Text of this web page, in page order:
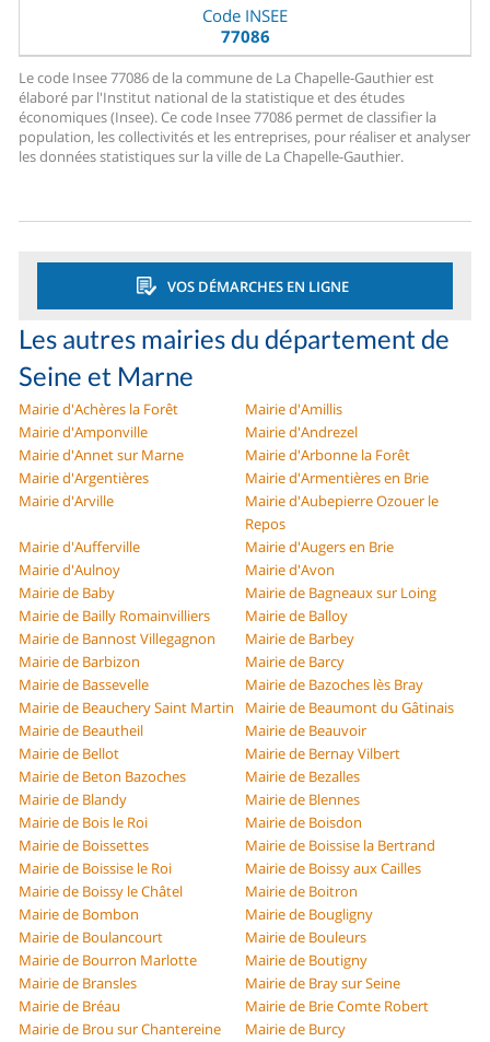
Code INSEE
77086
Le code Insee 77086 de la commune de La Chapelle-Gauthier est
élaboré par l'Institut national de la statistique et des études
économiques (Insee). Ce code Insee 77086 permet de classifier la
population, les collectivités et les entreprises, pour réaliser et analyser
les données statistiques sur la ville de La Chapelle-Gauthier.
VOS DÉMARCHES EN LIGNE
Les autres mairies du département de
Seine et Marne
Mairie d'Achères la Forêt
Mairie d'Amillis
Mairie d'Amponville
Mairie d'Andrezel
Mairie d'Annet sur Marne
Mairie d'Arbonne la Forêt
Mairie d'Argentières
Mairie d'Armentières en Brie
Mairie d'Arville
Mairie d'Aubepierre Ozouer le
Repos
Mairie d'Aufferville
Mairie d'Augers en Brie
Mairie d'Aulnoy
Mairie d'Avon
Mairie de Baby
Mairie de Bagneaux sur Loing
Mairie de Bailly Romainvilliers
Mairie de Balloy
Mairie de Bannost Villegagnon
Mairie de Barbey
Mairie de Barbizon
Mairie de Barcy
Mairie de Bassevelle
Mairie de Bazoches lès Bray
Mairie de Beauchery Saint Martin
Mairie de Beaumont du Gâtinais
Mairie de Beautheil
Mairie de Beauvoir
Mairie de Bellot
Mairie de Bernay Vilbert
Mairie de Beton Bazoches
Mairie de Bezalles
Mairie de Blandy
Mairie de Blennes
Mairie de Bois le Roi
Mairie de Boisdon
Mairie de Boissettes
Mairie de Boissise la Bertrand
Mairie de Boissise le Roi
Mairie de Boissy aux Cailles
Mairie de Boissy le Châtel
Mairie de Boitron
Mairie de Bombon
Mairie de Bougligny
Mairie de Boulancourt
Mairie de Bouleurs
Mairie de Bourron Marlotte
Mairie de Boutigny
Mairie de Bransles
Mairie de Bray sur Seine
Mairie de Bréau
Mairie de Brie Comte Robert
Mairie de Brou sur Chantereine
Mairie de Burcy